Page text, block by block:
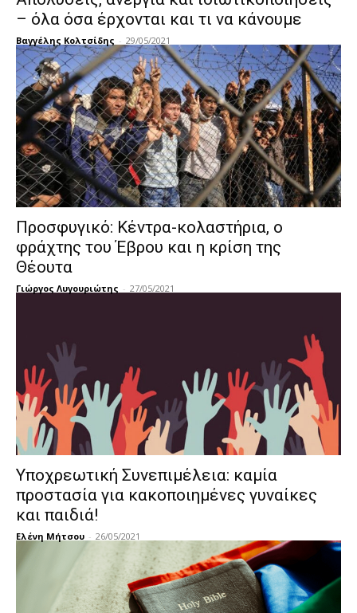
– όλα όσα έρχονται και τι να κάνουμε
Βαγγέλης Κολτσίδης - 29/05/2021
Προσφυγικό: Κέντρα-κολαστήρια, ο
φράχτης του Έβρου και η κρίση της
Θέουτα
Γιώργος Λυγουριώτης - 27/05/2021
Υποχρεωτική Συνεπιμέλεια: καμία
προστασία για κακοποιημένες γυναίκες
και παιδιά!
Ελένη Μήτσου - 26/05/2021